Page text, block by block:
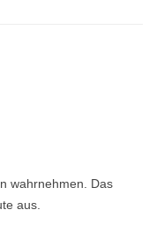
wahrnehmen. Das
aus.